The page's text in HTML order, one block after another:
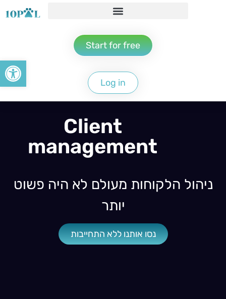
Open toolbar
content
Start for free
Log in
Client
management
ניהול הלקוחות מעולם לא היה פשוט
יותר
נסו אותנו ללא התחייבות